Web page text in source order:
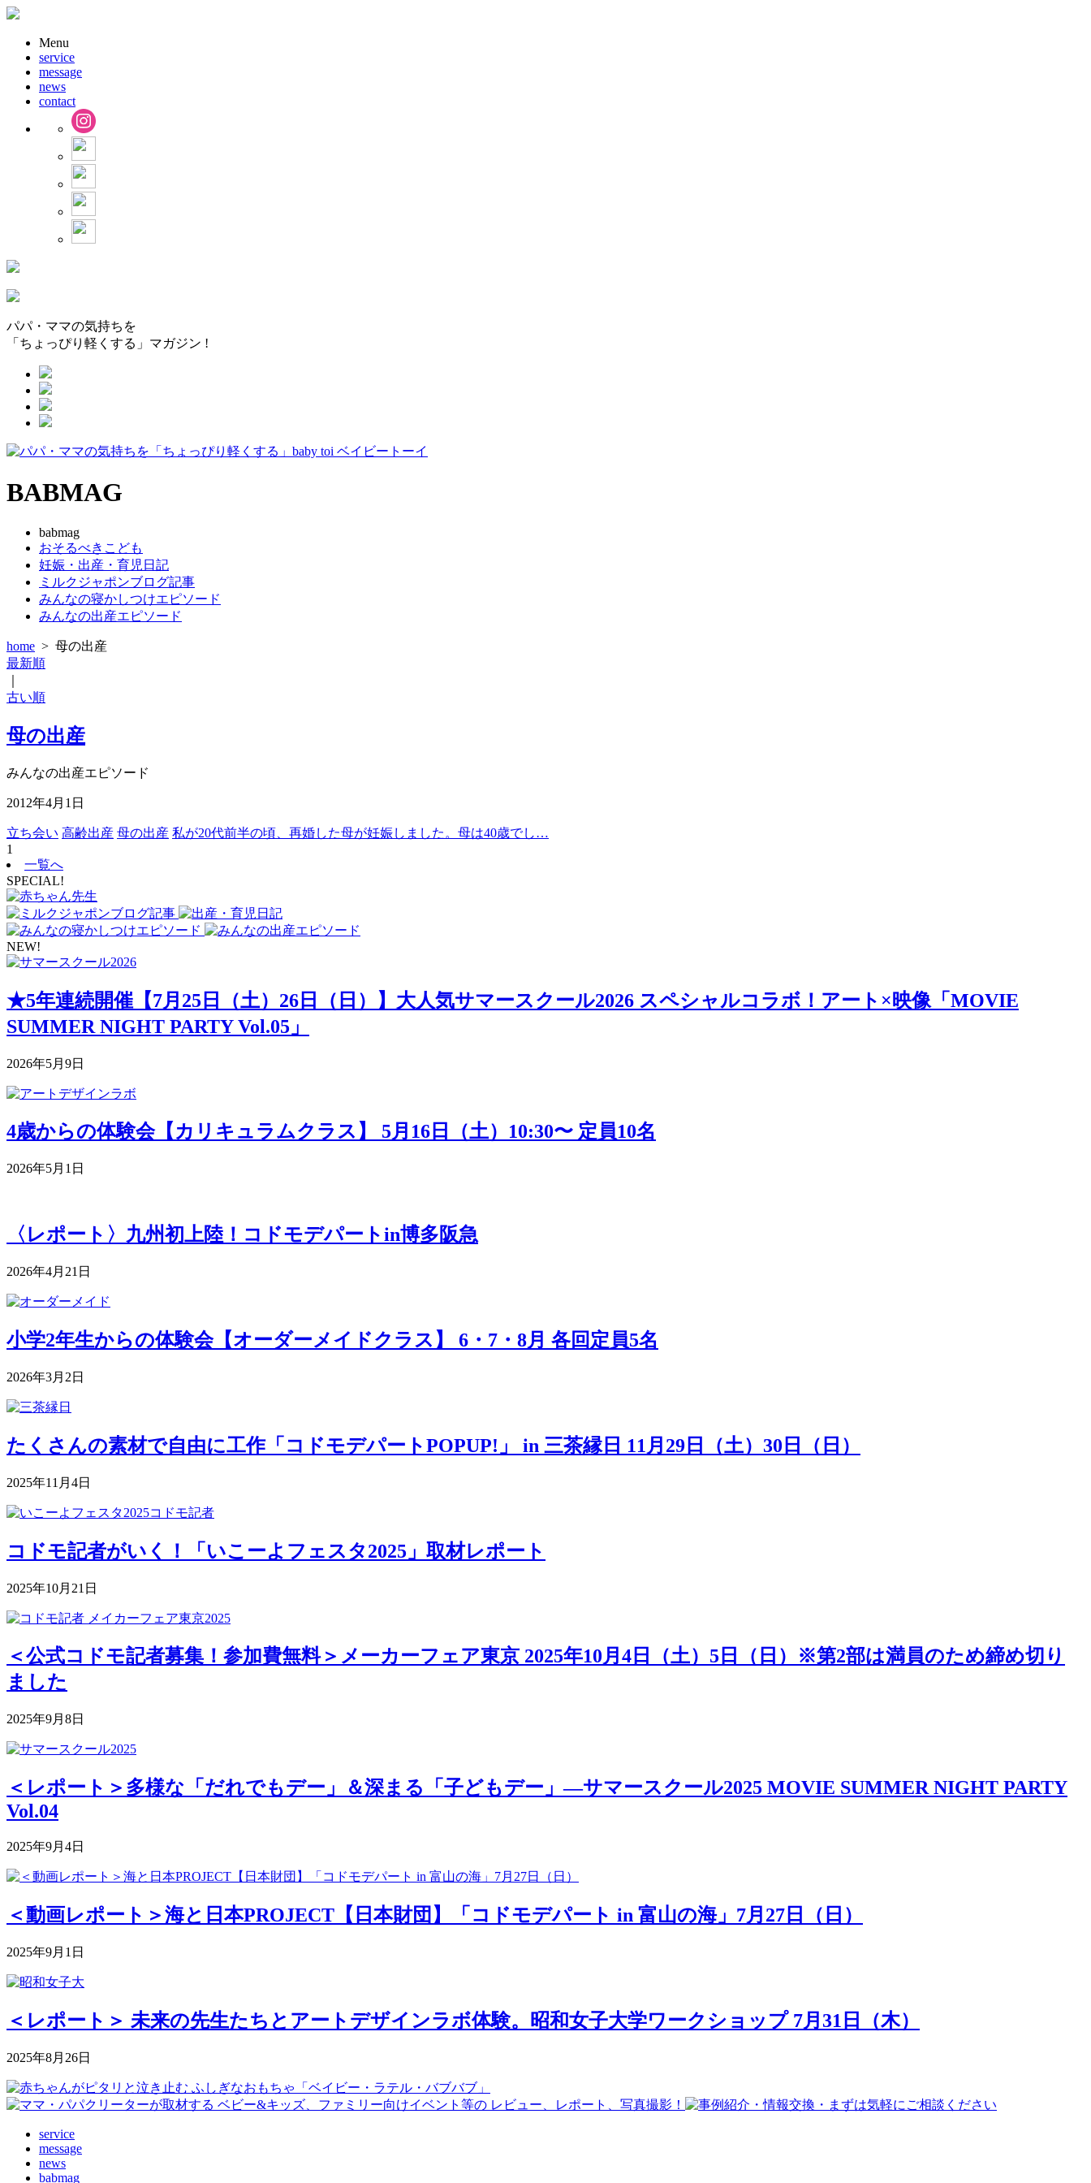
Menu
service
message
news
contact
パパ・ママの気持ちを
「ちょっぴり軽くする」マガジン !
BABMAG
babmag
おそるべきこども
妊娠・出産・育児日記
ミルクジャポンブログ記事
みんなの寝かしつけエピソード
みんなの出産エピソード
home > 母の出産
最新順
古い順
母の出産
みんなの出産エピソード
2012年4月1日
立ち会い 高齢出産 母の出産 私が20代前半の頃、再婚した母が妊娠しました。母は40歳でし…
1
一覧へ
SPECIAL!
NEW!
★5年連続開催【7月25日（土）26日（日）】大人気サマースクール2026 スペシャルコラボ！アート×映像「MOVIE
SUMMER NIGHT PARTY Vol.05」
2026年5月9日
4歳からの体験会【カリキュラムクラス】 5月16日（土）10:30〜 定員10名
2026年5月1日
〈レポート〉九州初上陸！コドモデパートin博多阪急
2026年4月21日
小学2年生からの体験会【オーダーメイドクラス】 6・7・8月 各回定員5名
2026年3月2日
たくさんの素材で自由に工作「コドモデパートPOPUP!」 in 三茶縁日 11月29日（土）30日（日）
2025年11月4日
コドモ記者がいく！「いこーよフェスタ2025」取材レポート
2025年10月21日
＜公式コドモ記者募集！参加費無料＞メーカーフェア東京 2025年10月4日（土）5日（日）※第2部は満員のため締め切り
ました
2025年9月8日
＜レポート＞多様な「だれでもデー」＆深まる「子どもデー」―サマースクール2025 MOVIE SUMMER NIGHT PARTY
Vol.04
2025年9月4日
＜動画レポート＞海と日本PROJECT【日本財団】「コドモデパート in 富山の海」7月27日（日）
2025年9月1日
＜レポート＞ 未来の先生たちとアートデザインラボ体験。昭和女子大学ワークショップ 7月31日（木）
2025年8月26日
service
message
news
babmag